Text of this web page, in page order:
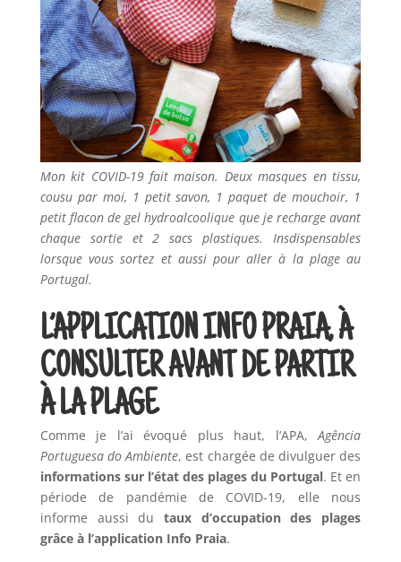
Mon kit COVID-19 fait maison. Deux masques en tissu,
cousu par moi, 1 petit savon, 1 paquet de mouchoir, 1
petit flacon de gel hydroalcoolique que je recharge avant
chaque sortie et 2 sacs plastiques. Insdispensables
lorsque vous sortez et aussi pour aller à la plage au
Portugal.
L’APPLICATION INFO PRAIA, À
CONSULTER AVANT DE PARTIR
À LA PLAGE
Comme je l’ai évoqué plus haut, l’APA,Agência
Portuguesa do Ambiente, est chargée de divulguer des
informations sur l’état des plages du Portugal. Et en
période de pandémie de COVID-19, elle nous
informe aussi du taux d’occupation des plages
grâce à l’application Info Praia.